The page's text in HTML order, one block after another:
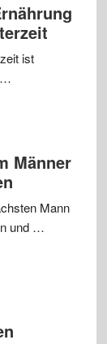
ist
…
Männer
Mann
und …